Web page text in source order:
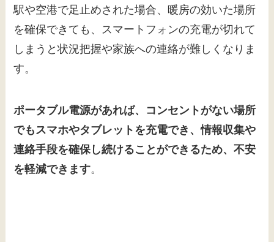
駅や空港で足止めされた場合、暖房の効いた場所
を確保できても、スマートフォンの充電が切れて
しまうと状況把握や家族への連絡が難しくなりま
す。
ポータブル電源があれば、コンセントがない場所
でもスマホやタブレットを充電でき、情報収集や
連絡手段を確保し続けることができるため、不安
を軽減できます。